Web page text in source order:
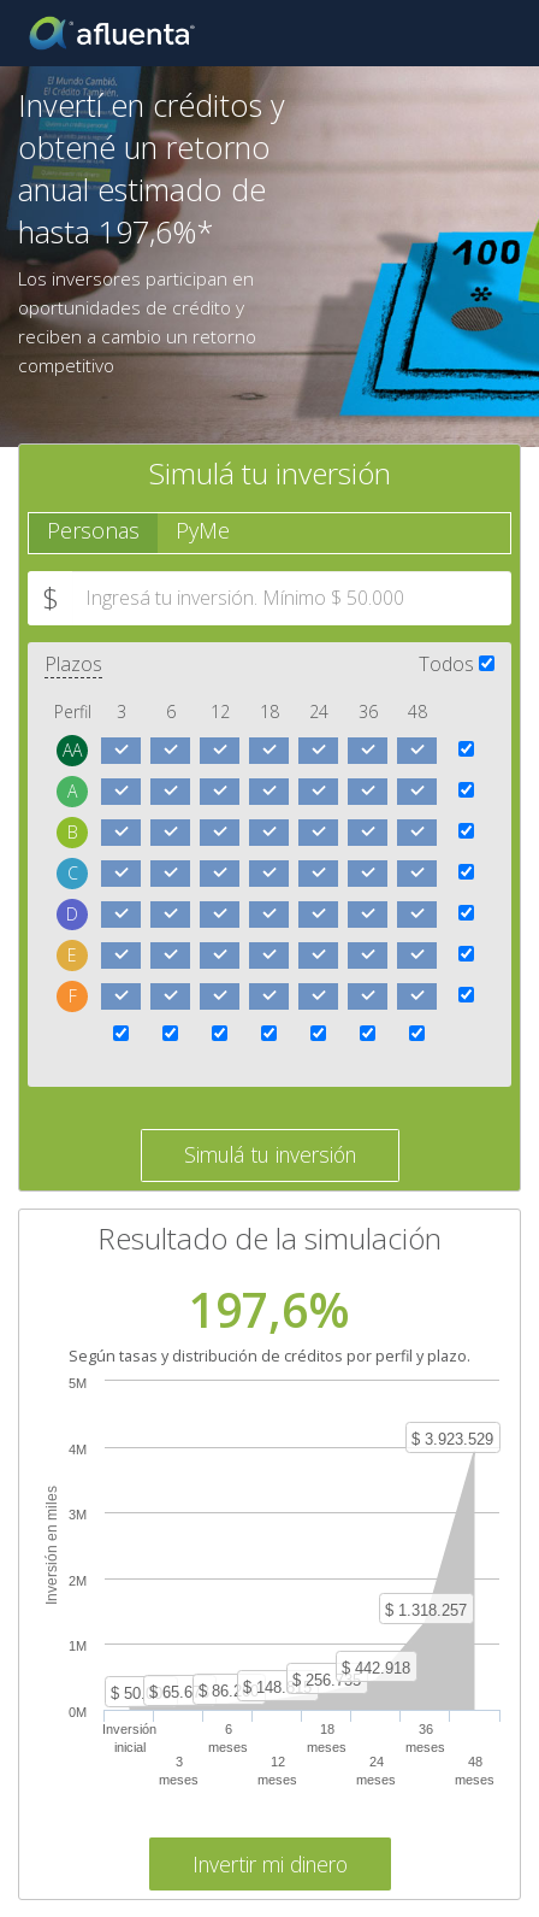
Invertí en créditos y
obtené un retorno
anual estimado de
hasta 197,6%*
Los inversores participan en
oportunidades de crédito y
reciben a cambio un retorno
competitivo
Simulá tu inversión
Personas PyMe
$
Plazos Todos
Perfil 3 6 12 18 24 36
48
AA
A
B
C
D
E
F
Simulá tu inversión
Resultado de la simulación
197,6%
Según tasas y distribución de créditos por perfil y plazo.
Inversión en miles
$ 50.000$ 65.673$ 86.260$ 148.815$ 256.735
$ 442.918
$ 1.318.257
$ 3.923.529
Inversión
inicial
3
meses
6
meses
12
meses
18
meses
24
meses
36
meses
48
meses
0M
1M
2M
3M
4M
5M
Invertir mi dinero